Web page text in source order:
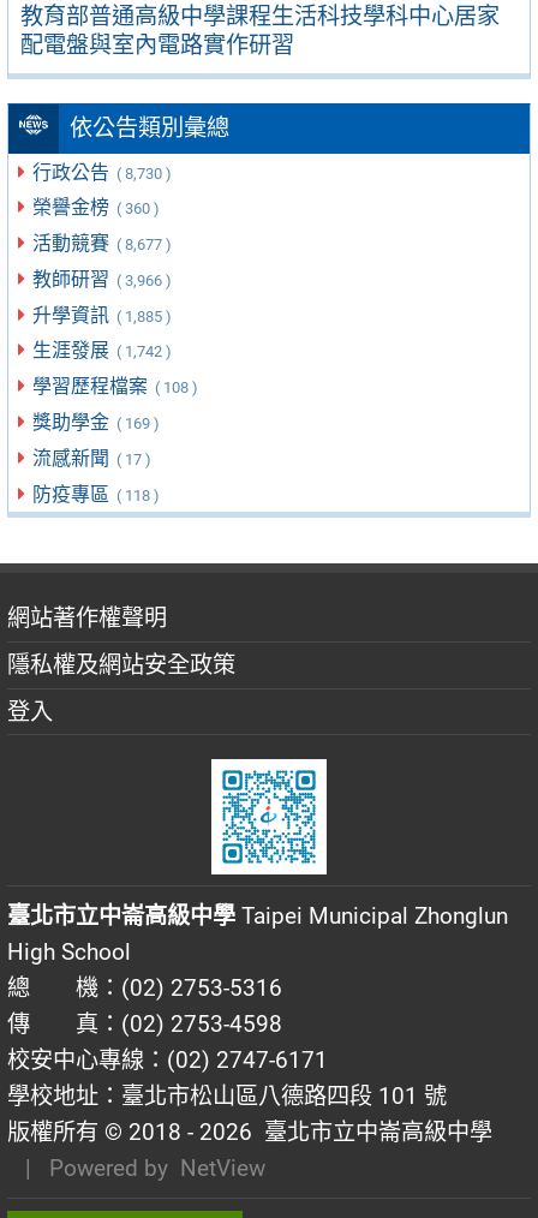
教育部普通高級中學課程生活科技學科中心居家
配電盤與室內電路實作研習
依公告類別彙總
行政公告 ( 8,730 )
榮譽金榜 ( 360 )
活動競賽 ( 8,677 )
教師研習 ( 3,966 )
升學資訊 ( 1,885 )
生涯發展 ( 1,742 )
學習歷程檔案 ( 108 )
獎助學金 ( 169 )
流感新聞 ( 17 )
防疫專區 ( 118 )
網站著作權聲明
隱私權及網站安全政策
登入
臺北市立中崙高級中學 Taipei Municipal Zhonglun
High School
總 機：(02) 2753-5316
傳 真：(02) 2753-4598
校安中心專線：(02) 2747-6171
學校地址：臺北市松山區八德路四段 101 號
版權所有 © 2018 - 2026 臺北市立中崙高級中學
| Powered by NetView